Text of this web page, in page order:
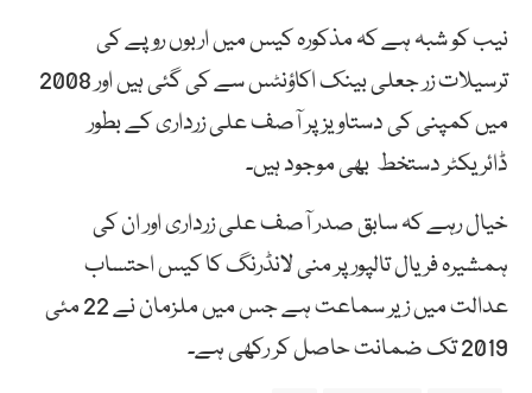
نیب کو شبہ ہے کہ مذکورہ کیس میں اربوں روپے کی
ترسیلات زر جعلی بینک اکاؤنٹس سے کی گئی ہیں اور 2008
میں کمپنی کی دستاویز پر آصف علی زرداری کے بطور
ڈائریکٹر دستخط بھی موجود ہیں۔
خیال رہے کہ سابق صدر آصف علی زرداری اور ان کی
ہمشیرہ فریال تالپور پر منی لانڈرنگ کا کیس احتساب
عدالت میں زیر سماعت ہے جس میں ملزمان نے 22 مئی
2019 تک ضمانت حاصل کر رکھی ہے۔